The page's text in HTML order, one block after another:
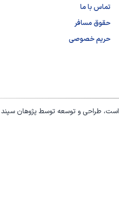
تماس با ما
حقوق مسافر
حریم خصوصی
است، طراحی و توسعه توسط پژوهان سپند